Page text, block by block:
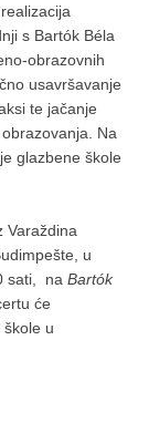
s Bartók Béla
obrazovnih
usavršavanje
te jačanje
Na
glazbene škole
Varaždina
u
sati, naBartók
će
u